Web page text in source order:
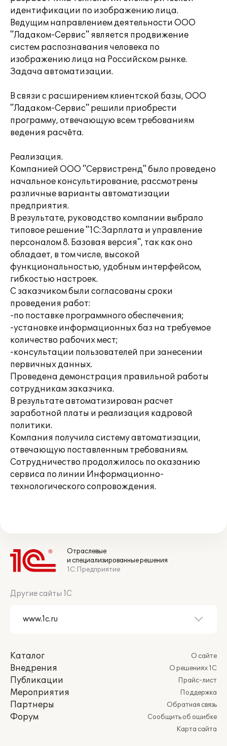
идентификации по изображению лица.
Ведущим направлением деятельности ООО
"Ладаком-Сервис" является продвижение
систем распознавания человека по
изображению лица на Российском рынке.
Задача автоматизации.
В связи с расширением клиентской базы, ООО
"Ладаком-Сервис" решили приобрести
программу, отвечающую всем требованиям
ведения расчёта.
Реализация.
Компанией ООО "Сервистренд" было проведено
начальное консультирование, рассмотрены
различные варианты автоматизации
предприятия.
В результате, руководство компании выбрало
типовое решение "1С:Зарплата и управление
персоналом 8. Базовая версия", так как оно
обладает, в том числе, высокой
функциональностью, удобным интерфейсом,
гибкостью настроек.
С заказчиком были согласованы сроки
проведения работ:
-по поставке программного обеспечения;
-установке информационных баз на требуемое
количество рабочих мест;
-консультации пользователей при занесении
первичных данных.
Проведена демонстрация правильной работы
сотрудникам заказчика.
В результате автоматизирован расчет
заработной платы и реализация кадровой
политики.
Компания получила систему автоматизации,
отвечающую поставленным требованиям.
Сотрудничество продолжилось по оказанию
сервиса по линии Информационно-
технологического сопровождения.
Отраслевые
и специализированные решения
1С:Предприятие
Другие сайты 1С
Каталог
Внедрения
Публикации
Мероприятия
Партнеры
Форум
О сайте
О решениях 1С
Прайс-лист
Поддержка
Обратная связь
Сообщить об ошибке
Карта сайта